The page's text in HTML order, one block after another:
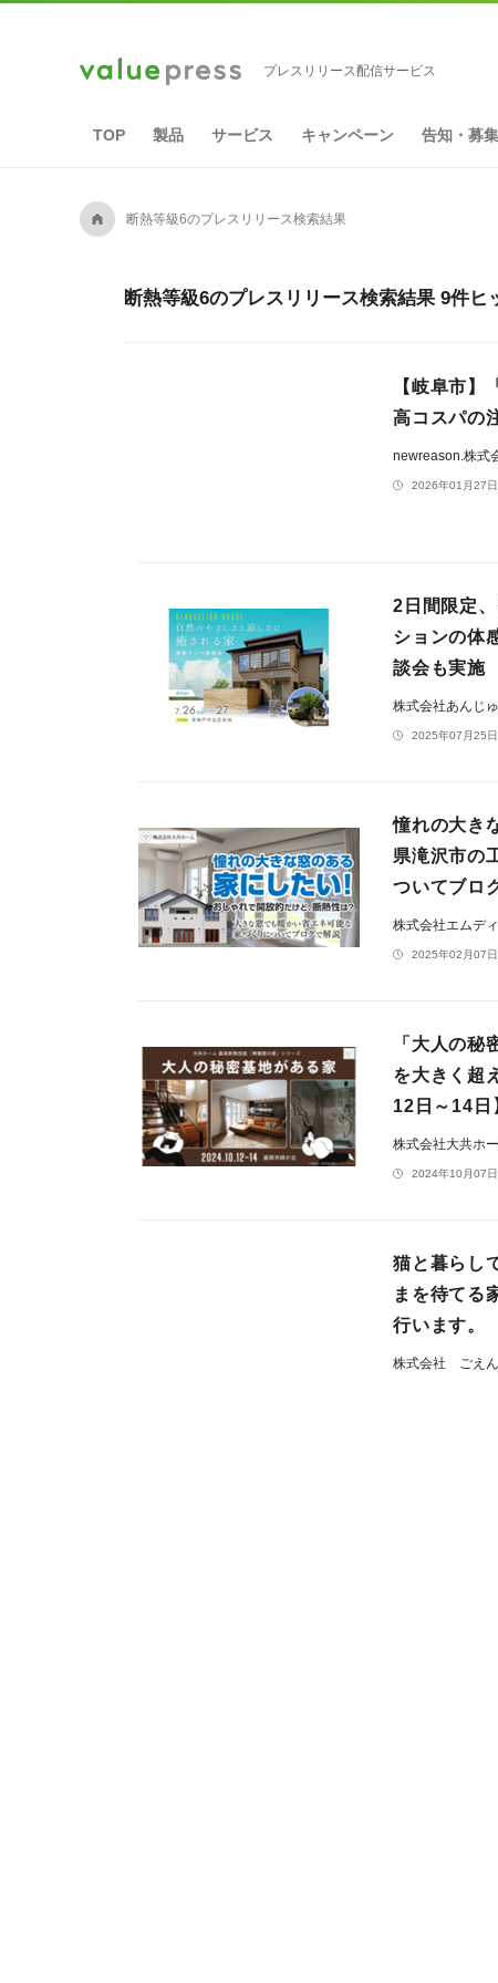
プレスリリース配信サービス
TOP 製品 サービス キャンペーン 告知・募集
A 断熱等級6のプレスリリース検索結果
断熱等級6のプレスリリース検索結果 9件ヒ
【岐阜市
高コスパの
newreason.株式
2026年01月27
2日間限定
ションの体
談会も実施
株式会社あんじ
2025年07月25
憧れの大き
県滝沢市の
ついてブロ
株式会社エムデ
2025年02月07
「大人の
を大きく超
12日～14日
株式会社大共ホ
2024年10月07
猫と暮らし
まを待てる
行います。
株式会社 ごえん